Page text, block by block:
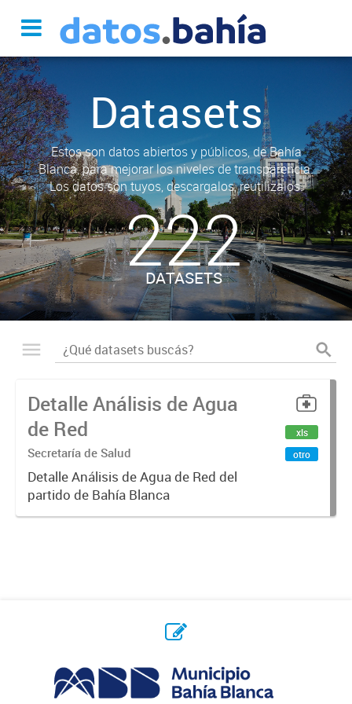
Datasets
Estos son datos abiertos y públicos, de Bahía
Blanca, para mejorar los niveles de transparencia.
Los datos son tuyos, descargalos, reutilizalos.
222
DATASETS
Detalle Análisis de Agua
de Red
Secretaría de Salud
Detalle Análisis de Agua de Red del
partido de Bahía Blanca
xls
otro